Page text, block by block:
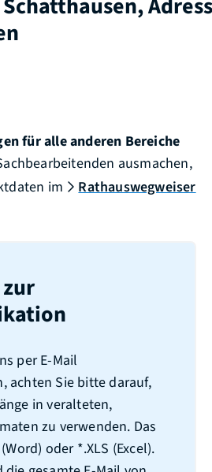
für alle anderen Bereiche
ausmachen,
im
Rathauswegweiser
per E-Mail
achten Sie bitte darauf,
in veralteten,
zu verwenden. Das
oder *.XLS (Excel).